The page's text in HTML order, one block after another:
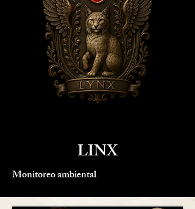
LINX
Monitoreo ambiental